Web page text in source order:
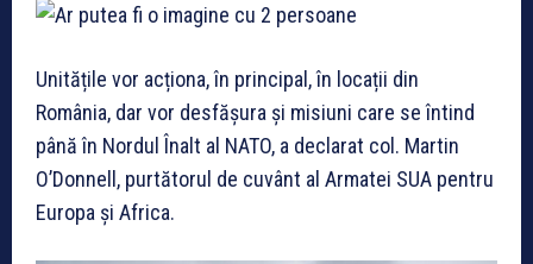
Unitățile vor acționa, în principal, în locații din
România, dar vor desfășura și misiuni care se întind
până în Nordul Înalt al NATO, a declarat col. Martin
O’Donnell, purtătorul de cuvânt al Armatei SUA pentru
Europa și Africa.